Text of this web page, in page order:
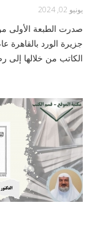
يونيو 02, 2024
الكاتب من خلالها إلى